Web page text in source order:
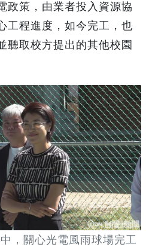
政策，由業者投入資源協
工程進度，如今完工，也
聽取校方提出的其他校園
，關心光電風雨球場完工